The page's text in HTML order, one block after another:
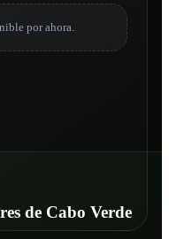
por ahora.
de Cabo Verde